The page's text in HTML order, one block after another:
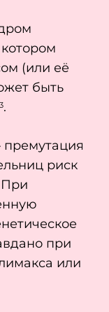
(или её
быть
.
риск
при
или